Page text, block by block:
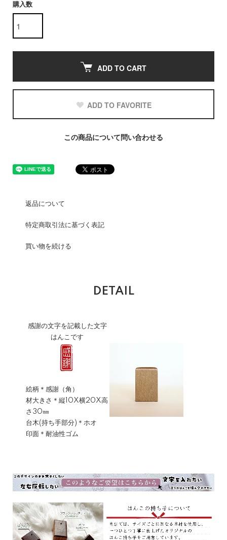
購入数
ADD TO CART
ADD TO FAVORITE
この商品について問い合わせる
返品について
特定商取引法に基づく表記
買い物を続ける
DETAIL
感謝の文字を記載した文字
はんこです
絵柄＊感謝（角）
材大きさ＊縦10X横20X高
さ30㎜
台木(持ち手部分)＊ホオ
印面＊耐油性ゴム